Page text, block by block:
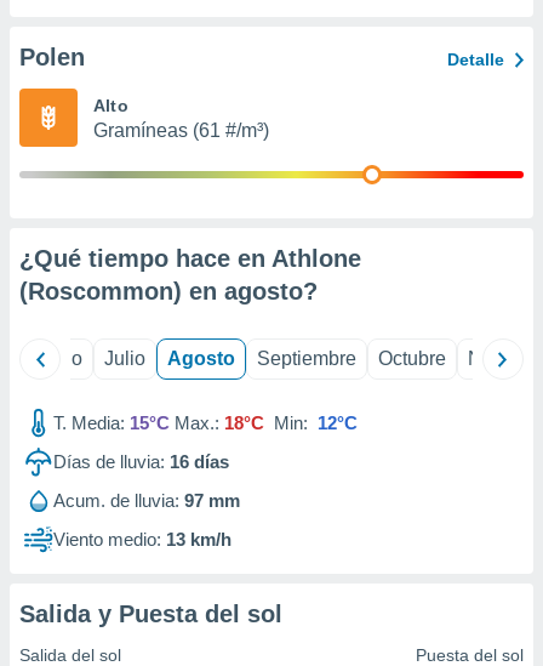
e
mediante
de
1199
Polen Detalle
Alto
Gramíneas (61 #/m³)
¿Qué tiempo hace en Athlone
(Roscommon) en agosto?
Junio Julio Agosto Septiembre Octubre
T. Media: 15°C Max.: 18°C Min: 12°C
Días de lluvia: 16 días
Acum. de lluvia: 97 mm
Viento medio: 13 km/h
Salida y Puesta del sol
Salida del sol Puesta del sol